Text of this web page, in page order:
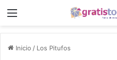
Menú
Inicio / Los Pitufos